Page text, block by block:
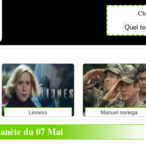
Lioness Manuel noriega
du 07 Mai